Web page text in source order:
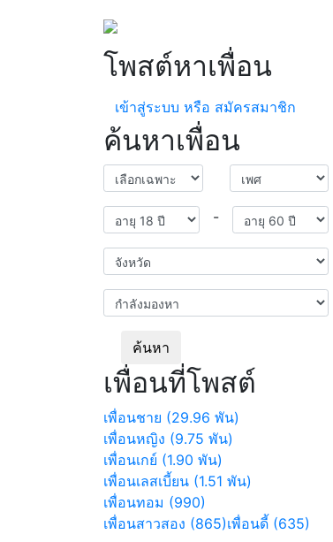
โพสต์หาเพื่อน
เข้าสู่ระบบ หรือ สมัครสมาชิก
ค้นหาเพื่อน
-
ค้นหา
เพื่อนที่โพสต์
เพื่อนชาย (29.96 พัน)
เพื่อนหญิง (9.75 พัน)
เพื่อนเกย์ (1.90 พัน)
เพื่อนเลสเบี้ยน (1.51 พัน)
เพื่อนทอม (990)
เพื่อนสาวสอง (865)เพื่อนดี้ (635)